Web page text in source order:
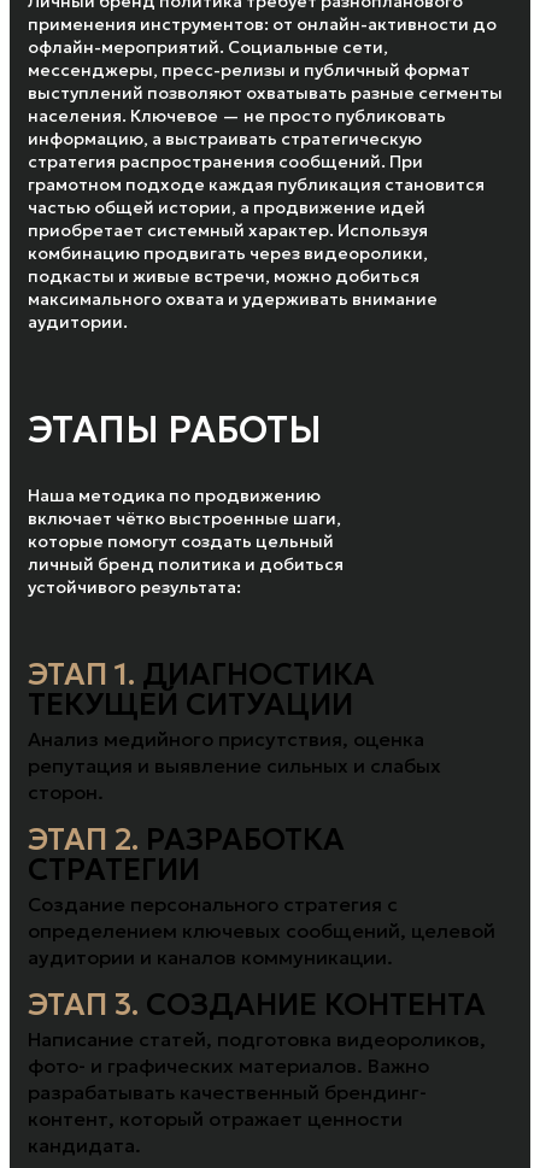
применения инструментов: от онлайн-активности до
офлайн-мероприятий. Социальные сети,
мессенджеры, пресс-релизы и публичный формат
выступлений позволяют охватывать разные сегменты
населения. Ключевое — не просто публиковать
информацию, а выстраивать стратегическую
стратегия распространения сообщений. При
грамотном подходе каждая публикация становится
частью общей истории, а продвижение идей
приобретает системный характер. Используя
комбинацию продвигать через видеоролики,
подкасты и живые встречи, можно добиться
максимального охвата и удерживать внимание
аудитории.
ЭТАПЫ РАБОТЫ
Наша методика по продвижению
включает чётко выстроенные шаги,
которые помогут создать цельный
личный бренд политика и добиться
устойчивого результата:
ЭТАП 1. ДИАГНОСТИКА
ТЕКУЩЕЙ СИТУАЦИИ
Анализ медийного присутствия, оценка
репутация и выявление сильных и слабых
сторон.
ЭТАП 2. РАЗРАБОТКА
СТРАТЕГИИ
Создание персонального стратегия с
определением ключевых сообщений, целевой
аудитории и каналов коммуникации.
ЭТАП 3. СОЗДАНИЕ КОНТЕНТА
Написание статей, подготовка видеороликов,
фото- и графических материалов. Важно
разрабатывать качественный брендинг-
контент, который отражает ценности
кандидата.